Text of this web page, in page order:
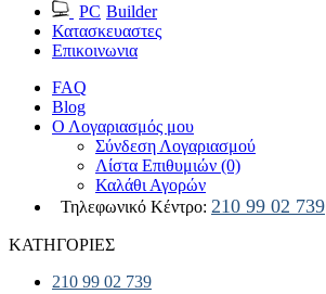
PC Builder
Κατασκευαστες
Επικοινωνια
FAQ
Blog
Ο Λογαριασμός μου
Σύνδεση Λογαριασμού
Λίστα Επιθυμιών (0)
Καλάθι Αγορών
Τηλεφωνικό Κέντρο: 210 99 02 739
ΚΑΤΗΓΟΡΙΕΣ
210 99 02 739